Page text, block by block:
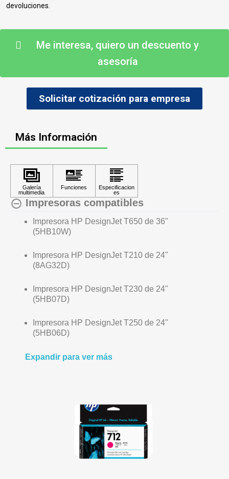
devoluciones.
Me interesa, quiero un descuento y
asesoría
Solicitar cotización para empresa
Más Información
Impresoras compatibles
Impresora HP DesignJet T650 de 36"
(5HB10W)
Impresora HP DesignJet T210 de 24"
(8AG32D)
Impresora HP DesignJet T230 de 24"
(5HB07D)
Impresora HP DesignJet T250 de 24"
(5HB06D)
Expandir para ver más